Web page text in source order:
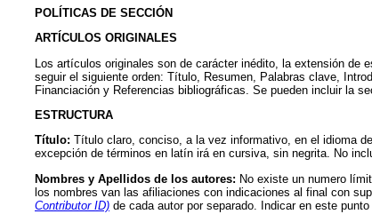
POLÍTICAS DE SECCIÓN
ARTÍCULOS ORIGINALES
Los artículos originales son de carácter inédito, la extensión
seguir el siguiente orden: Título, Resumen, Palabras clave,
Financiación y Referencias bibliográficas. Se pueden incluir la
ESTRUCTURA
Título: Título claro, conciso, a la vez informativo, en el idioma
excepción de términos en latín irá en cursiva, sin negrita. No
Nombres y Apellidos de los autores: No existe un numero
los nombres van las afiliaciones con indicaciones al final con
Contributor ID) de cada autor por separado. Indicar en este